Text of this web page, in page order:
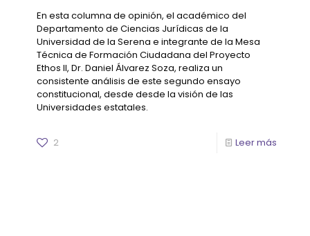
En esta columna de opinión, el académico del
Departamento de Ciencias Jurídicas de la
Universidad de la Serena e integrante de la Mesa
Técnica de Formación Ciudadana del Proyecto
Ethos II, Dr. Daniel Álvarez Soza, realiza un
consistente análisis de este segundo ensayo
constitucional, desde desde la visión de las
Universidades estatales.
2 Leer más